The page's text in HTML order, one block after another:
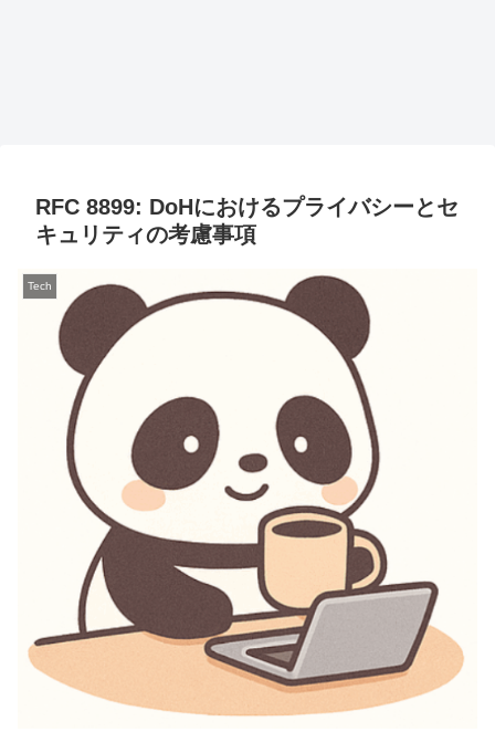
RFC 8899: DoHにおけるプライバシーとセ
キュリティの考慮事項
Tech